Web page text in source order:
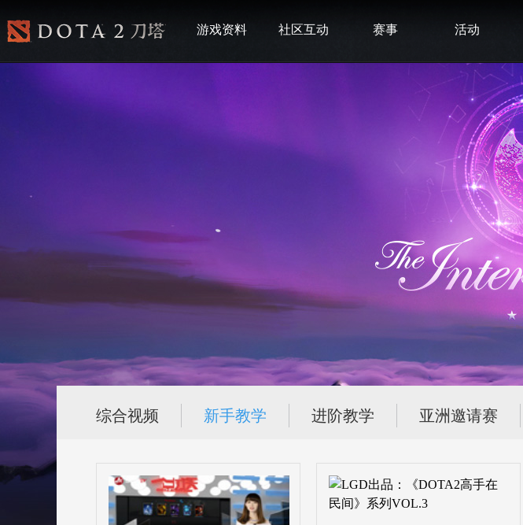
游戏资料 社区互动 赛事 活动
综合视频 新手教学 进阶教学 亚洲邀请赛